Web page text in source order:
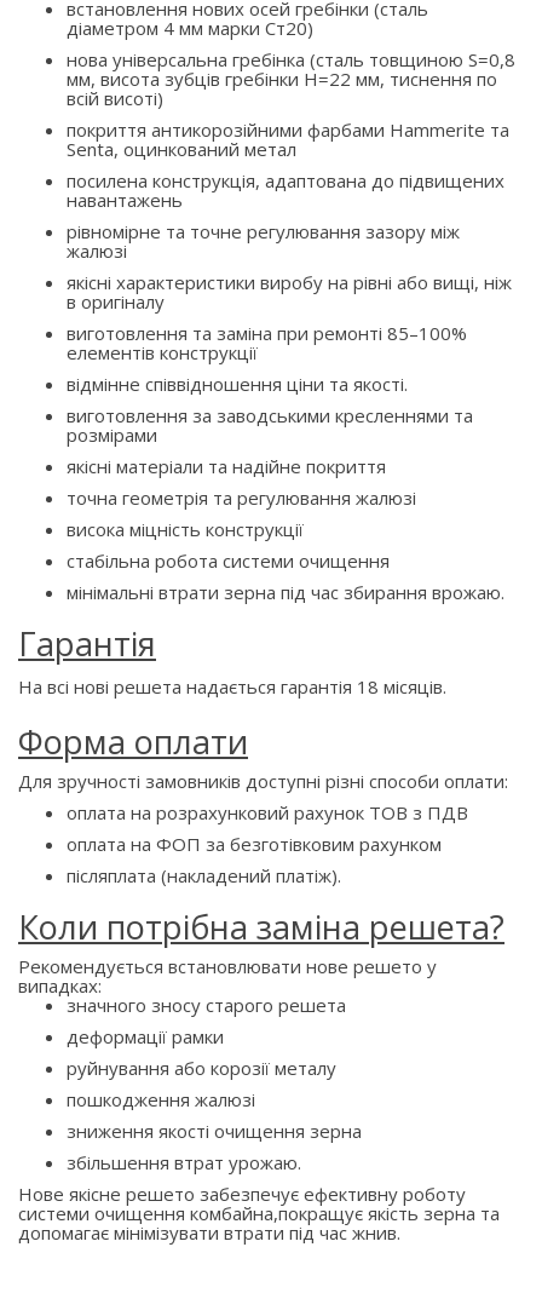
встановлення нових осей гребінки (сталь
діаметром 4 мм марки Ст20)
нова універсальна гребінка (сталь товщиною S=0,8
мм, висота зубців гребінки H=22 мм, тиснення по
всій висоті)
покриття антикорозійними фарбами Hammerite та
Senta, оцинкований метал
посилена конструкція, адаптована до підвищених
навантажень
рівномірне та точне регулювання зазору між
жалюзі
якісні характеристики виробу на рівні або вищі, ніж
в оригіналу
виготовлення та заміна при ремонті 85–100%
елементів конструкції
відмінне співвідношення ціни та якості.
виготовлення за заводськими кресленнями та
розмірами
якісні матеріали та надійне покриття
точна геометрія та регулювання жалюзі
висока міцність конструкції
стабільна робота системи очищення
мінімальні втрати зерна під час збирання врожаю.
Гарантія
На всі нові решета надається гарантія 18 місяців.
Форма оплати
Для зручності замовників доступні різні способи оплати:
оплата на розрахунковий рахунок ТОВ з ПДВ
оплата на ФОП за безготівковим рахунком
післяплата (накладений платіж).
Коли потрібна заміна решета?
Рекомендується встановлювати нове решето у
випадках:
значного зносу старого решета
деформації рамки
руйнування або корозії металу
пошкодження жалюзі
зниження якості очищення зерна
збільшення втрат урожаю.
Нове якісне решето забезпечує ефективну роботу
системи очищення комбайна,покращує якість зерна та
допомагає мінімізувати втрати під час жнив.